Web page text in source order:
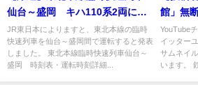
仙台～盛岡 キハ110系2両によ
る臨時快速列車が運転
JR東日本によりますと、東北本線の臨時
快速列車を仙台～盛岡間で運転すると発表
しました。 東北本線臨時快速列車仙台～
盛岡 時刻表・運転時刻詳細...
館」無
上 逆ギ
重ね釈
にする
YouTube
イッター
サムネイ
います。